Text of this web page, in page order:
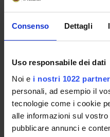
Consenso Dettagli
Uso responsabile dei dati
Noi e i nostri 1022 partner
personali, ad esempio il
tecnologie come i cookie
alle informazioni sul
pubblicare annunci e
PRIN VALUTATO
Programma:
PRIN
Simone Accordini
Professore associato
Lucia Cazzoletti
Professore associato